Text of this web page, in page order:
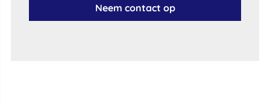
Neem contact op